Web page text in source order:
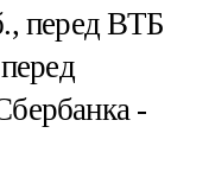
перед ВТБ
-